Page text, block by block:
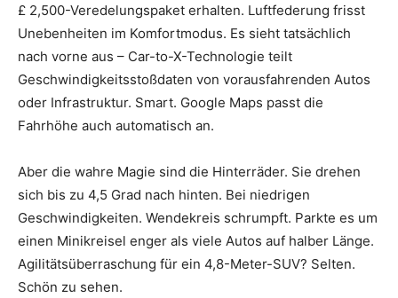
£ 2,500-Veredelungspaket erhalten. Luftfederung frisst
Unebenheiten im Komfortmodus. Es sieht tatsächlich
nach vorne aus – Car-to-X-Technologie teilt
Geschwindigkeitsstoßdaten von vorausfahrenden Autos
oder Infrastruktur. Smart. Google Maps passt die
Fahrhöhe auch automatisch an.
Aber die wahre Magie sind die Hinterräder. Sie drehen
sich bis zu 4,5 Grad nach hinten. Bei niedrigen
Geschwindigkeiten. Wendekreis schrumpft. Parkte es um
einen Minikreisel enger als viele Autos auf halber Länge.
Agilitätsüberraschung für ein 4,8-Meter-SUV? Selten.
Schön zu sehen.